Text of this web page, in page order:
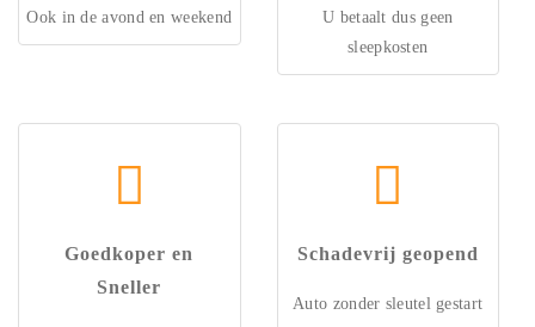
Ook in de avond en weekend
U betaalt dus geen
sleepkosten
Goedkoper en
Sneller
Schadevrij geopend
Auto zonder sleutel gestart